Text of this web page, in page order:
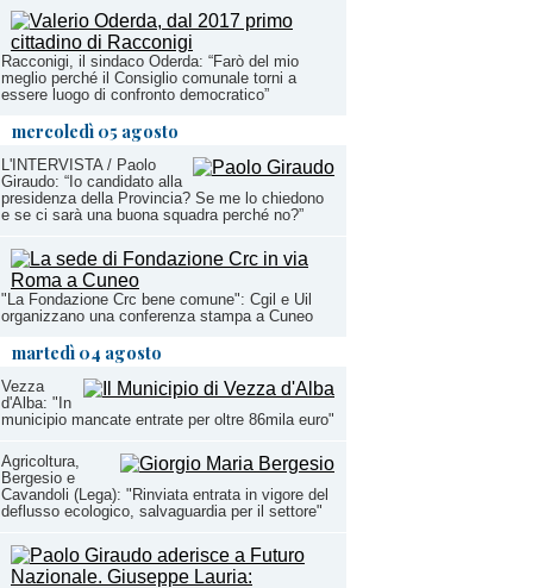
Racconigi, il sindaco Oderda: “Farò del mio
meglio perché il Consiglio comunale torni a
essere luogo di confronto democratico”
mercoledì 05 agosto
L'INTERVISTA / Paolo
Giraudo: “Io candidato alla
presidenza della Provincia? Se me lo chiedono
e se ci sarà una buona squadra perché no?”
"La Fondazione Crc bene comune": Cgil e Uil
organizzano una conferenza stampa a Cuneo
martedì 04 agosto
Vezza
d'Alba: "In
municipio mancate entrate per oltre 86mila euro"
Agricoltura,
Bergesio e
Cavandoli (Lega): "Rinviata entrata in vigore del
deflusso ecologico, salvaguardia per il settore"